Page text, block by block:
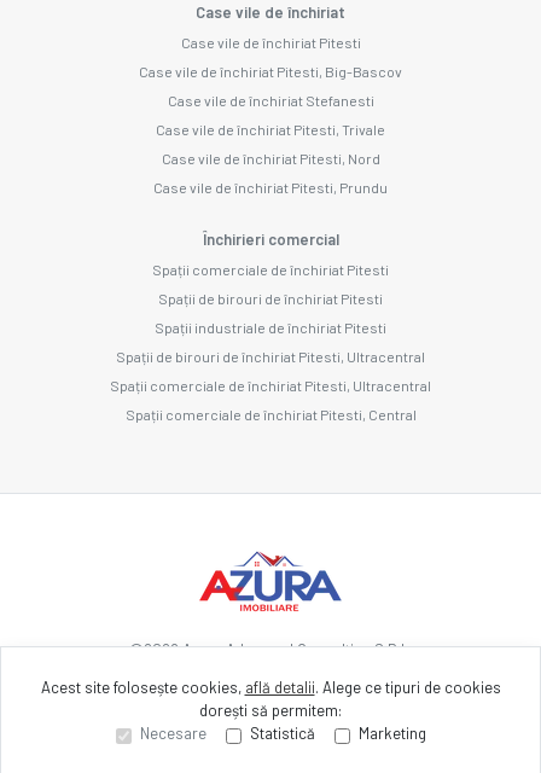
Case vile de închiriat
Case vile de închiriat Pitesti
Case vile de închiriat Pitesti, Big-Bascov
Case vile de închiriat Stefanesti
Case vile de închiriat Pitesti, Trivale
Case vile de închiriat Pitesti, Nord
Case vile de închiriat Pitesti, Prundu
Închirieri comercial
Spații comerciale de închiriat Pitesti
Spații de birouri de închiriat Pitesti
Spații industriale de închiriat Pitesti
Spații de birouri de închiriat Pitesti, Ultracentral
Spații comerciale de închiriat Pitesti, Ultracentral
Spații comerciale de închiriat Pitesti, Central
©2026Azura Advanced Consulting S.R.L.
Site creat în
Acest site folosește cookies, află detalii. Alege ce tipuri de cookies
dorești să permitem:
Necesare
Statistică Marketing